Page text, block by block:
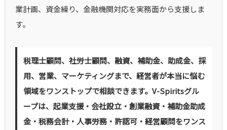
業計画、資金繰り、金融機関対応を実務面から支援しま
す。
税理士顧問、社労士顧問、融資、補助金、助成金、採
用、営業、マーケティングまで、経営者が本当に悩む
領域をワンストップで相談できます。V-Spiritsグル
ープは、起業支援・会社設立・創業融資・補助金助成
金・税務会計・人事労務・許認可・経営顧問をワンス